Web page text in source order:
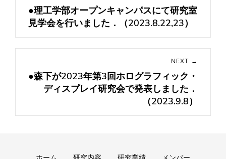
ゲ
Previous
post:
●理工学部オープンキャンパスにて研究室
見学会を行いました．（2023.8.22,23）
NEXT →
Next
post:
●森下が2023年第3回ホログラフィック・
ディスプレイ研究会で発表しました．
（2023.9.8）
Footer